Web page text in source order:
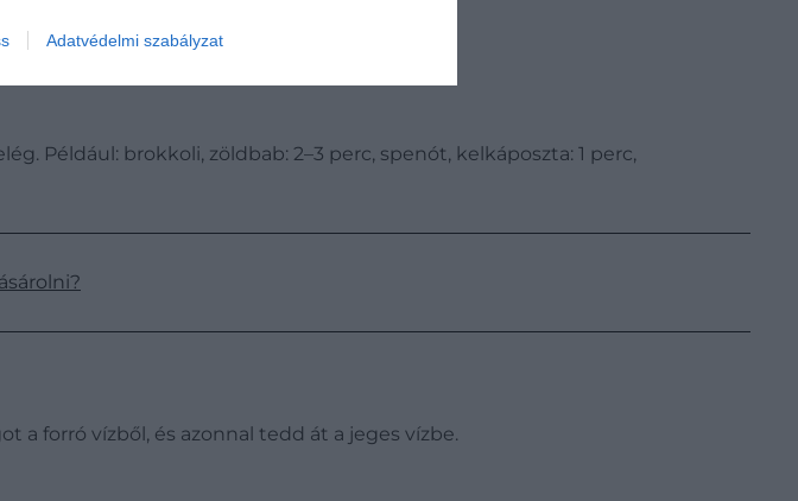
Adatvédelmi szabályzat
szükséges.
Például: brokkoli, zöldbab: 2–3 perc, spenót, kelkáposzta: 1 perc,
a forró vízből, és azonnal tedd át a jeges vízbe.